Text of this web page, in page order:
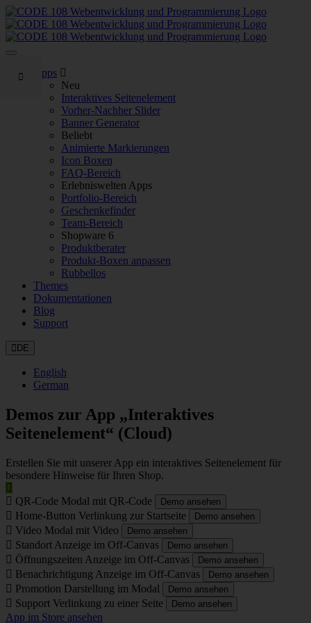
Apps
Neu
Interaktives Seitenelement
Vorher-Nachher Slider
Banner Generator
Beliebt
Animierte Markierungen
Icon Boxen
FAQ-Bereich
Erlebniswelten Apps
Portfolio-Bereich
Geschenkefinder
Team-Bereich
Shopware 6
Produktberater
Produkt-Boxen anpassen
Rubbellos
Themes
Dokumentationen
Blog
Support
DE
English
German
Demos zur App „Interaktives
Seitenelement“ (Cloud)
Erstellen Sie mit unserer App ein interaktives Seitenelement für
besondere Hinweise für Ihren Shop.
QR-Code Modal mit QR-Code Demo ansehen
Home-Button Verlinkung zur Startseite Demo ansehen
Video Modal mit Video Demo ansehen
Standort Anzeige im Off-Canvas Demo ansehen
Öffnungszeiten Anzeige im Off-Canvas Demo ansehen
Benachrichtigung Anzeige im Off-Canvas Demo ansehen
Promotion Darstellung im Modal Demo ansehen
Support Verlinkung zu einer Seite Demo ansehen
App im Store ansehen